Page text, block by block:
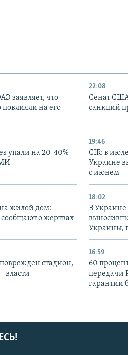
заявляет, что
на его
22:08
Сенат
санкций
упали на 20-40%
19:46
CIR: в
Украине
с июнем
жилой дом:
о жертвах
18:02
В Украине
Украины,
стадион,
власти
16:59
60
передачи
гарантии